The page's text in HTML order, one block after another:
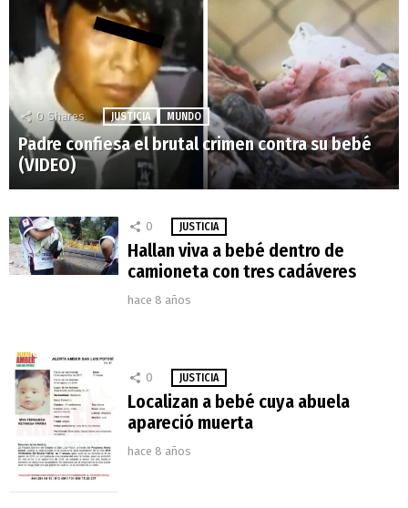
0 Shares JUSTICIA MUNDO
Padre confiesa el brutal crimen contra su bebé
(VIDEO)
0 JUSTICIA
Hallan viva a bebé dentro de
camioneta con tres cadáveres
hace 8 años
0 JUSTICIA
Localizan a bebé cuya abuela
apareció muerta
hace 8 años